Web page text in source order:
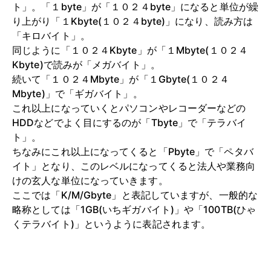
ト」。「１byte」が「１０２４byte」になると単位が繰
り上がり「１Kbyte(１０２４byte)」になり、読み方は
「キロバイト」。
同じように「１０２４Kbyte」が「１Mbyte(１０２４
Kbyte)で読みが「メガバイト」。
続いて「１０２４Mbyte」が「１Gbyte(１０２４
Mbyte)」で「ギガバイト」。
これ以上になっていくとパソコンやレコーダーなどの
HDDなどでよく目にするのが「Tbyte」で「テラバイ
ト」。
ちなみにこれ以上になってくると「Pbyte」で「ペタバ
イト」となり、このレベルになってくると法人や業務向
けの玄人な単位になっていきます。
ここでは「K/M/Gbyte」と表記していますが、一般的な
略称としては「1GB(いちギガバイト)」や「100TB(ひゃ
くテラバイト)」というように表記されます。